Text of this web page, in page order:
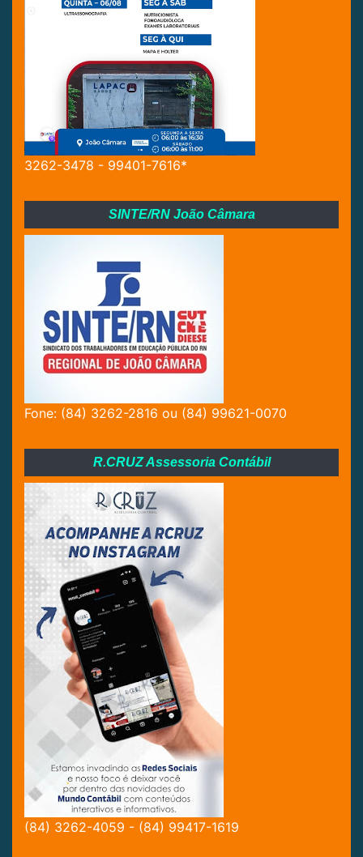
3262-3478 - 99401-7616*
SINTE/RN João Câmara
Fone: (84) 3262-2816 ou (84) 99621-0070
R.CRUZ Assessoria Contábil
(84) 3262-4059 - (84) 99417-1619